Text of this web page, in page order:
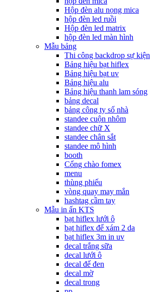
Hộp đèn alu nọng mica
hộp đèn led ruồi
Hộp đèn led matrix
hộp đèn led màn hình
Mẫu bảng
Thi công backdrop sự kiện
Bảng hiệu bạt hiflex
Bảng hiệu bạt uv
Bảng hiệu alu
Bảng hiệu thanh lam sóng
bảng decal
bảng công ty số nhà
standee cuộn nhôm
standee chữ X
standee chân sắt
standee mô hình
booth
Cổng chào fomex
menu
thùng phiếu
vòng quay may mắn
hashtag cầm tay
Mẫu in ấn KTS
bạt hiflex lưới ô
bạt hiflex đế xám 2 da
bạt hiflex 3m in uv
decal trắng sữa
decal lưới ô
decal đế đen
decal mờ
decal trong